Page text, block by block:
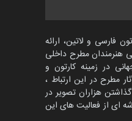
«کلاه‌ای…
مسابقه
آزاد طراحی ط…
فارسی و لاتین، ارائه
هنرمندان مطرح داخلی
در زمینه کارتون و
مطرح در این ارتباط ،
هزاران تصویر در
ای از فعالیت های این